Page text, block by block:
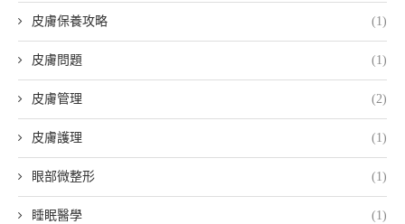
皮膚保養攻略 (1)
皮膚問題 (1)
皮膚管理 (2)
皮膚護理 (1)
眼部微整形 (1)
睡眠醫學 (1)